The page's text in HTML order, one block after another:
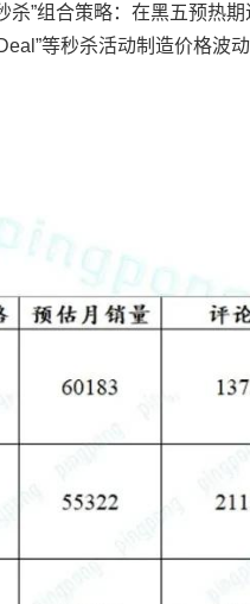
”组合策略：在黑五预热
等秒杀活动制造价格波动